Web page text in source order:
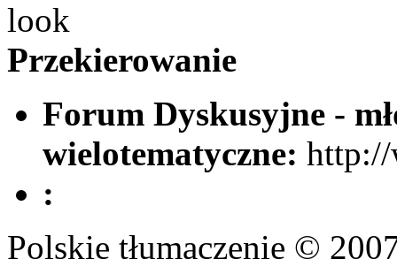
look
Przekierowanie
Forum Dyskusyjne -
wielotematyczne: http://
:
Polskie tłumaczenie ©